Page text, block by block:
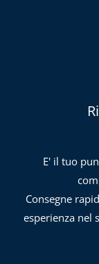
E' il tuo
Consegne
esperienza nel